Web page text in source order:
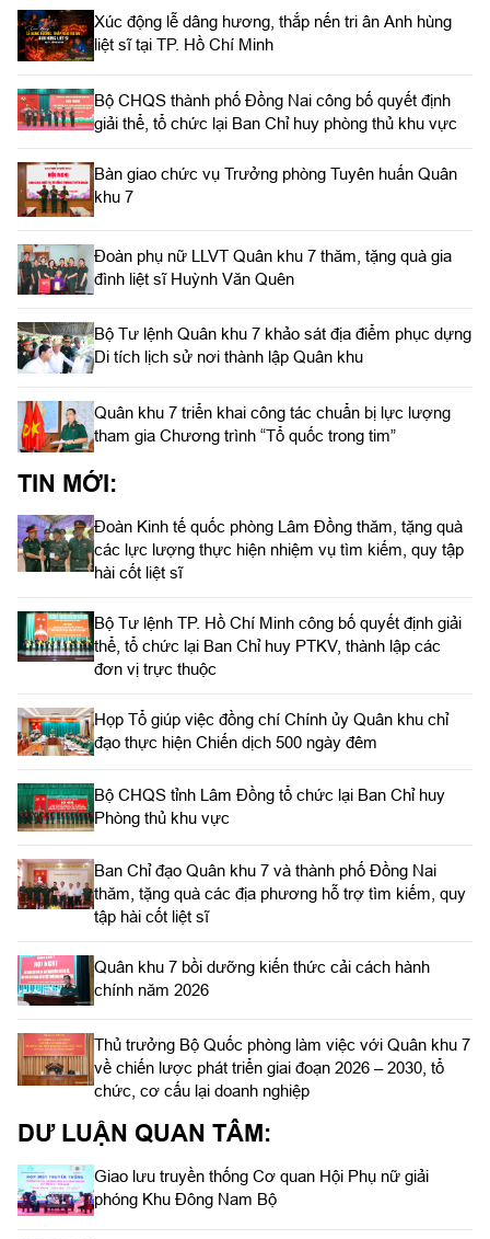
Xúc động lễ dâng hương, thắp nến tri ân Anh hùng
liệt sĩ tại TP. Hồ Chí Minh
Bộ CHQS thành phố Đồng Nai công bố quyết định
giải thể, tổ chức lại Ban Chỉ huy phòng thủ khu vực
Bàn giao chức vụ Trưởng phòng Tuyên huấn Quân
khu 7
Đoàn phụ nữ LLVT Quân khu 7 thăm, tặng quà gia
đình liệt sĩ Huỳnh Văn Quên
Bộ Tư lệnh Quân khu 7 khảo sát địa điểm phục dựng
Di tích lịch sử nơi thành lập Quân khu
Quân khu 7 triển khai công tác chuẩn bị lực lượng
tham gia Chương trình “Tổ quốc trong tim”
TIN MỚI:
Đoàn Kinh tế quốc phòng Lâm Đồng thăm, tặng quà
các lực lượng thực hiện nhiệm vụ tìm kiếm, quy tập
hài cốt liệt sĩ
Bộ Tư lệnh TP. Hồ Chí Minh công bố quyết định giải
thể, tổ chức lại Ban Chỉ huy PTKV, thành lập các
đơn vị trực thuộc
Họp Tổ giúp việc đồng chí Chính ủy Quân khu chỉ
đạo thực hiện Chiến dịch 500 ngày đêm
Bộ CHQS tỉnh Lâm Đồng tổ chức lại Ban Chỉ huy
Phòng thủ khu vực
Ban Chỉ đạo Quân khu 7 và thành phố Đồng Nai
thăm, tặng quà các địa phương hỗ trợ tìm kiếm, quy
tập hài cốt liệt sĩ
Quân khu 7 bồi dưỡng kiến thức cải cách hành
chính năm 2026
Thủ trưởng Bộ Quốc phòng làm việc với Quân khu 7
về chiến lược phát triển giai đoạn 2026 – 2030, tổ
chức, cơ cấu lại doanh nghiệp
DƯ LUẬN QUAN TÂM:
Giao lưu truyền thống Cơ quan Hội Phụ nữ giải
phóng Khu Đông Nam Bộ